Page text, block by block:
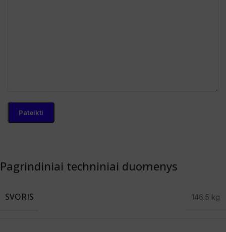
Pagrindiniai techniniai duomenys
SVORIS 146.5 kg